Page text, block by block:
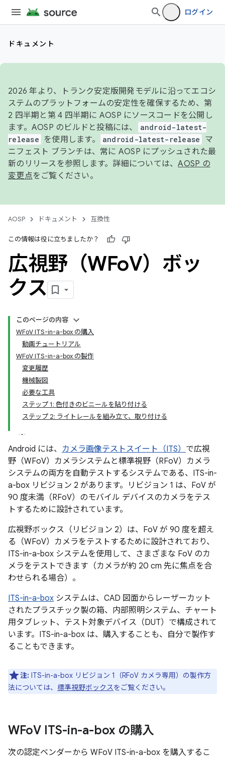
ログイン
ドキュメント
2026 年より、トランク安定版開発モデルに沿ってエコシ
ステムのプラットフォームの安定性を確保するため、第
2 四半期と第 4 四半期に AOSP にソースコードを公開し
ます。AOSP のビルドと投稿には、
android-latest-
release
を使用します。 android-latest-release
マ
ニフェスト ブランチは、常に AOSP にプッシュされた最
新のリリースを参照します。詳細については、AOSP の
変更点をご覧ください。
AOSP ドキュメント 互換性
この情報は役に立ちましたか？
広視野（WFoV）ボッ
クス
このページの内容
WFoV ITS-in-a-box の購入
動画チュートリアル
WFoV ITS-in-a-box の製作
変更履歴
機械製図
必要な工具
ステップ 1: 色付きのビニールを貼り付ける
ステップ 2: ライトレールを組み立て、取り付ける
Android には、 カメラ画像テストスイート（ITS） で広視
野（WFoV）カメラシステムと標準視野（RFoV）カメラ
システムの両方を自動テストするシステムである、ITS-in-
a-box リビジョン 2 があります。リビジョン 1 は、FoV が
90 度未満（RFoV）のモバイル デバイスのカメラをテス
トするために設計されています。
広視野ボックス（リビジョン 2）は、FoV が 90 度を超え
る（WFoV）カメラをテストするために設計されており、
ITS-in-a-box システムを使用して、さまざまな FoV のカ
メラをテストできます（カメラが約 20 cm 先に焦点を合
わせられる場合）。
ITS-in-a-box システムは、CAD 図面からレーザーカット
されたプラスチック製の箱、内部照明システム、チャート
用タブレット、テスト対象デバイス（DUT）で構成されて
います。ITS-in-a-box は、購入することも、自分で製作す
ることもできます。
注: ITS-in-a-box リビジョン 1（RFoV カメラ専用）の製作方
法については、 標準視野ボックスをご覧ください。
WFoV ITS-in-a-box の購入
次の認定ベンダーから WFoV ITS-in-a-box を購入するこ